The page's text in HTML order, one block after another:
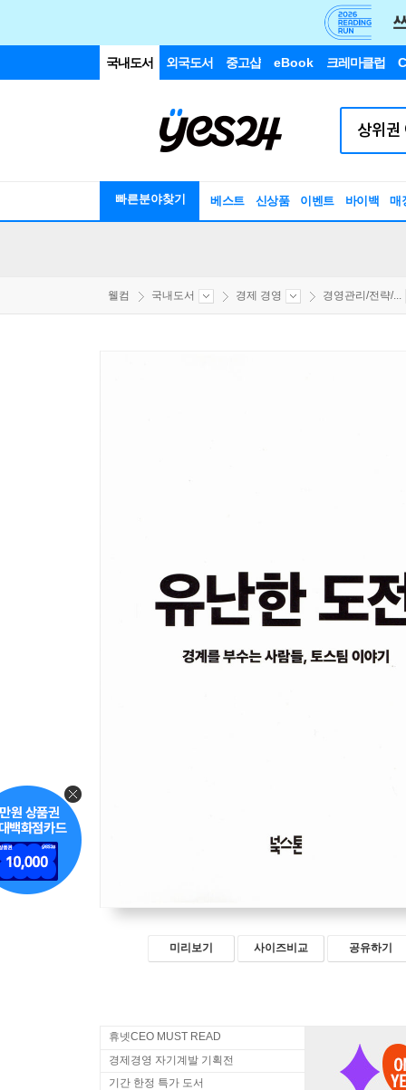
국내도서 외국도서 중고샵 eBook 크레마클럽
빠른분야찾기 베스트 신상품 이벤트 바이백 매
웰컴 국내도서 경제 경영 경영관리/전략/...
미리보기 사이즈비교 공유하기
휴넷CEO MUST READ
경제경영 자기계발 기획전
기간 한정 특가 도서